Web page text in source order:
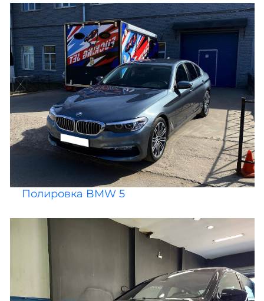
Полировка BMW 5